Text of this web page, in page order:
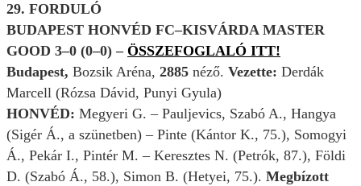
29. FORDULÓ
BUDAPEST HONVÉD FC–KISVÁRDA MASTER
GOOD 3–0 (0–0) – ÖSSZEFOGLALÓ ITT!
Budapest, Bozsik Aréna, 2885 néző. Vezette: Derdák
Marcell (Rózsa Dávid, Punyi Gyula)
HONVÉD: Megyeri G. – Pauljevics, Szabó A., Hangya
(Sigér Á., a szünetben) – Pinte (Kántor K., 75.), Somogyi
Á., Pekár I., Pintér M. – Keresztes N. (Petrók, 87.), Földi
D. (Szabó Á., 58.), Simon B. (Hetyei, 75.). Megbízott